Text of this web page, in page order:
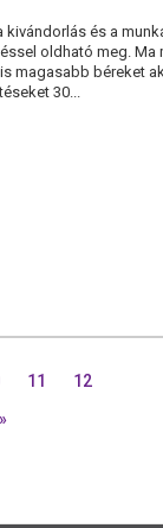
és a
oldható meg. Ma
magasabb béreket
30...
11
12